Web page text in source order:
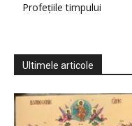
Profețiile timpului
Ultimele articole